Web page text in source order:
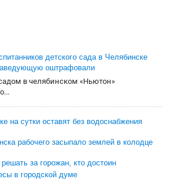
детского сада в Челябинске
оштрафовали
в челябинском «Ньютон»
на сутки оставят без водоснабжения
рабочего засыпало землей в колодце
за горожан, кто достоин
в городской думе